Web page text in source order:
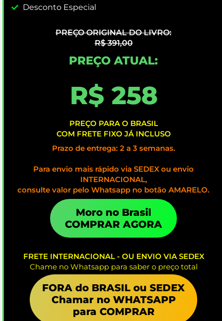
Desconto Especial
PREÇO ORIGINAL DO LIVRO:
R$ 391,00
PREÇO ATUAL:
R$ 258
PREÇO PARA O BRASIL
COM FRETE FIXO JÁ INCLUSO
Prazo de entrega: 2 a 3 semanas.
Para envio mais rápido via SEDEX ou envio
INTERNACIONAL,
consulte valor pelo Whatsapp no botão AMARELO.
Moro no Brasil
COMPRAR AGORA
FRETE INTERNACIONAL - OU ENVIO VIA SEDEX
Chame no Whatsapp para saber o preço total
FORA do BRASIL ou SEDEX
Chamar no WHATSAPP
para COMPRAR